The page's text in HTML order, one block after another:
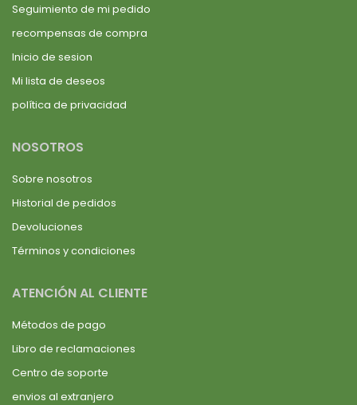
Seguimiento de mi pedido
recompensas de compra
Inicio de sesion
Mi lista de deseos
política de privacidad
NOSOTROS
Sobre nosotros
Historial de pedidos
Devoluciones
Términos y condiciones
ATENCIÓN AL CLIENTE
Métodos de pago
Libro de reclamaciones
Centro de soporte
envios al extranjero